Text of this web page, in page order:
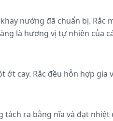
nướng đã chuẩn bị. Rắc
là hương vị tự nhiên của
cay. Rắc đều hỗn hợp gia
ra bằng nĩa và đạt